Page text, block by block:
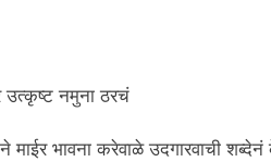
उत्कृष्ट नमुना ठरचं
माईर भावना करेवाळे उदगारवाची